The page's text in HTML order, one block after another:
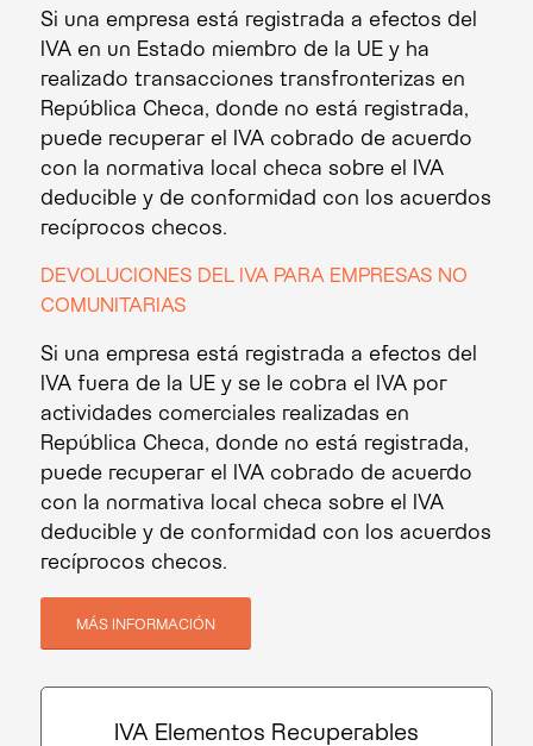
Si una empresa está registrada a efectos del
IVA en un Estado miembro de la UE y ha
realizado transacciones transfronterizas en
República Checa, donde no está registrada,
puede recuperar el IVA cobrado de acuerdo
con la normativa local checa sobre el IVA
deducible y de conformidad con los acuerdos
recíprocos checos.
DEVOLUCIONES DEL IVA PARA EMPRESAS NO
COMUNITARIAS
Si una empresa está registrada a efectos del
IVA fuera de la UE y se le cobra el IVA por
actividades comerciales realizadas en
República Checa, donde no está registrada,
puede recuperar el IVA cobrado de acuerdo
con la normativa local checa sobre el IVA
deducible y de conformidad con los acuerdos
recíprocos checos.
MÁS INFORMACIÓN
IVA Elementos Recuperables